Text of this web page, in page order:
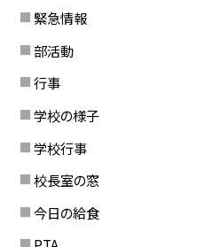
緊急情報
部活動
行事
学校の様子
学校行事
校長室の窓
今日の給食